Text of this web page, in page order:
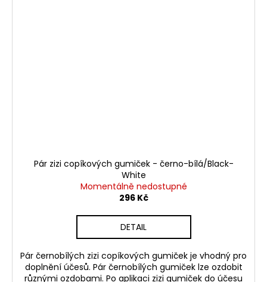
Pár zizi copíkových gumiček - černo-bílá/Black-
White
Momentálně nedostupné
296 Kč
DETAIL
Pár černobílých zizi copíkových gumiček je vhodný pro
doplnění účesů. Pár černobílých gumiček lze ozdobit
různými ozdobami. Po aplikaci zizi gumiček do účesu